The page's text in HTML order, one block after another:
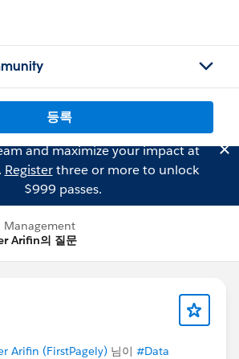
등록
and maximize your impact at
Registerthree or more to unlock
$999 passes.
Management
Arifin의 질문
Arifin (FirstPagely) 님이 #Data